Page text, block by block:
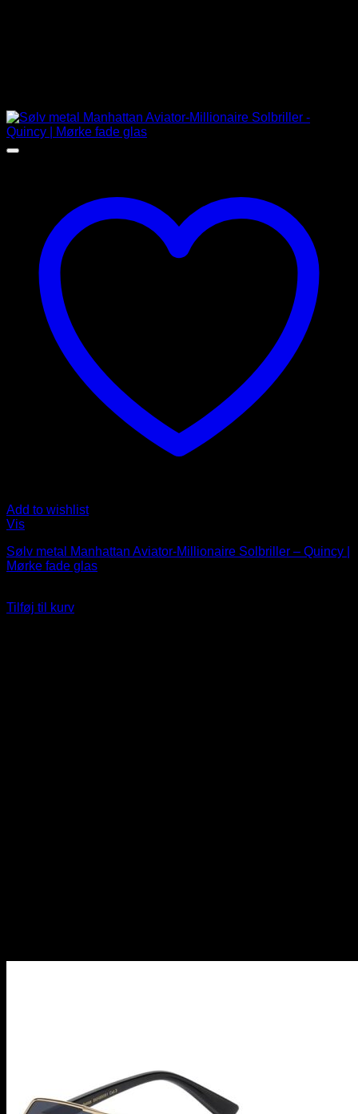
Add to wishlist
Vis
Sølv metal Manhattan Aviator-Millionaire Solbriller – Quincy |
Mørke fade glas
Tilføj til kurv